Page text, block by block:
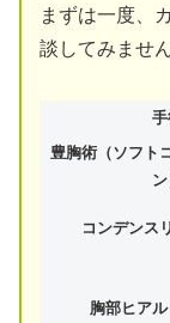
まずは一度、
談してみませ
豊胸術（ソフト
ン
コンデンス
胸部ヒア